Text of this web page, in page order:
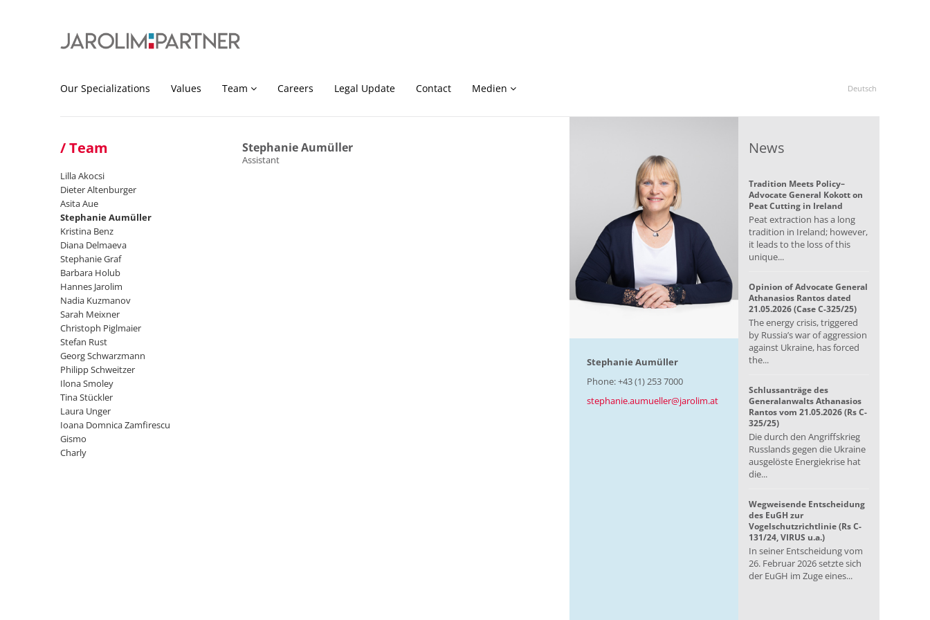
Our Specializations Values Team Careers Legal Update Contact Medien Deutsch
Team
Lilla Akocsi
Dieter Altenburger
Asita Aue
Stephanie Aumüller
Kristina Benz
Diana Delmaeva
Stephanie Graf
Barbara Holub
Hannes Jarolim
Nadia Kuzmanov
Sarah Meixner
Christoph Piglmaier
Stefan Rust
Georg Schwarzmann
Philipp Schweitzer
Ilona Smoley
Tina Stückler
Laura Unger
Ioana Domnica Zamfirescu
Gismo
Charly
Stephanie Aumüller
Phone: +43 (1) 253 7000
stephanie.aumueller@jarolim.at
Stephanie Aumüller
Assistant
News
Tradition Meets Policy–
Advocate General Kokott on
Peat Cutting in Ireland
Peat extraction has a long
tradition in Ireland; however,
it leads to the loss of this
unique...
Opinion of Advocate General
Athanasios Rantos dated
21.05.2026 (Case C-325/25)
The energy crisis, triggered
by Russia’s war of aggression
against Ukraine, has forced
the...
Schlussanträge des
Generalanwalts Athanasios
Rantos vom 21.05.2026 (Rs C-
325/25)
Die durch den Angriffskrieg
Russlands gegen die Ukraine
ausgelöste Energiekrise hat
die...
Wegweisende Entscheidung
des EuGH zur
Vogelschutzrichtlinie (Rs C-
131/24, VIRUS u.a.)
In seiner Entscheidung vom
26. Februar 2026 setzte sich
der EuGH im Zuge eines...